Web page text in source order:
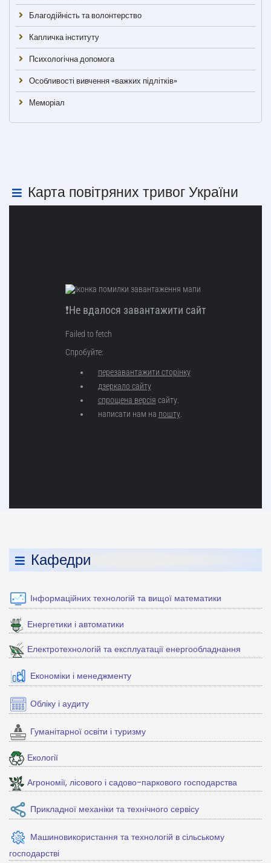
Благодійність та волонтерство
Капличка інституту
Психологічна допомога
Особливості вивчення «важких підлітків»
Меморіал
Карта повітряних тривог України
Кафедри
Інформаційних технологій та вищої математики
Енергетики і автоматики
Електротехнологій та експлуатації енергообладнання
Економіки і менеджменту
Обліку і аудиту
Гуманітарної освіти і туризму
Екології
Агрономії, лісового і садово-паркового господарства
Прикладної механіки та технічного сервісу
Машиновикористання та технологій в сільському
господарстві